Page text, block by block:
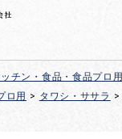
社
チン・食品・食品プロ用
ロ用 > タワシ・ササラ >